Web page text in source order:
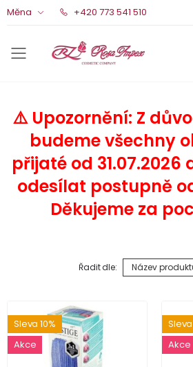
Měna +420 773 541 510
Menu pro mobil
⚠️ Upozornění: Z
budeme všechny
přijaté od 31.07.2026
odesílat postupně
Děkujeme za
Řadit dle: Název
Sleva 10%
Akce
Sleva
Akce